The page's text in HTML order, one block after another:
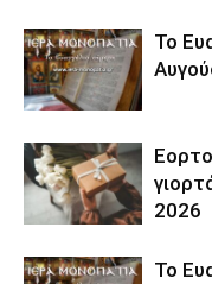
Το
2026
Το